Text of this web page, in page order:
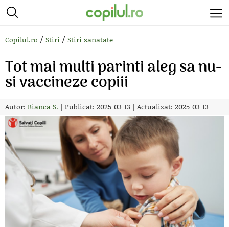
Copilul.ro / Stiri / Stiri sanatate
Tot mai multi parinti aleg sa nu-
si vaccineze copiii
Autor: Bianca S. | Publicat: 2025-03-13 | Actualizat: 2025-03-13